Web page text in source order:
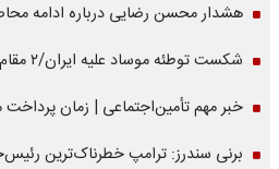
هشدار محسن رضایی درباره ادامه
شکست توطئه موساد علیه ایران/۲ مقام‌ ارشد برکنار شدند
خبر مهم تأمین‌اجتماعی | زمان پرداخت
برنی سندرز: ترامپ خطرناک‌ترین